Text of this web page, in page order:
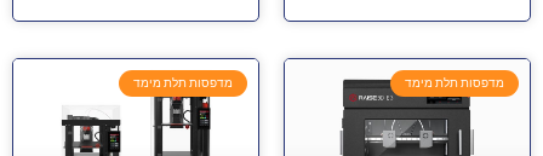
מדפסות תלת מימד מדפסות תלת מימד